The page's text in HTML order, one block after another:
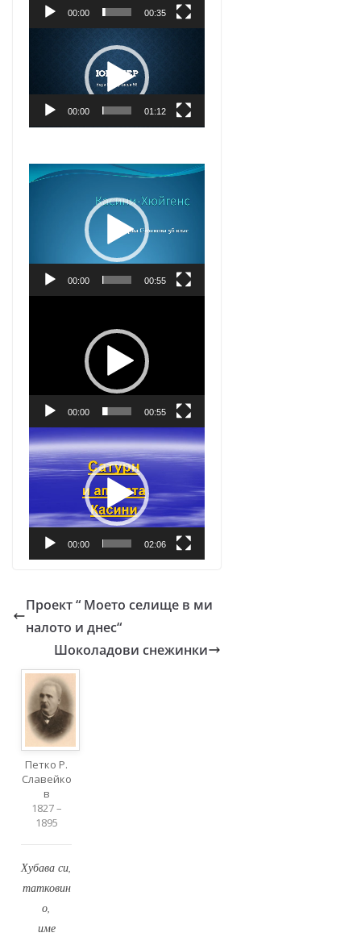
00:00 00:35
00:00 01:12
Видео
00:00 00:55
00:00 00:55
Видео
00:00 02:06
Проект “ Моето селище в ми
налото и днес“
Шоколадови снежинки
Петко Р.
Славейко
в
1827 –
1895
Хубава си,
татковин
о,
име